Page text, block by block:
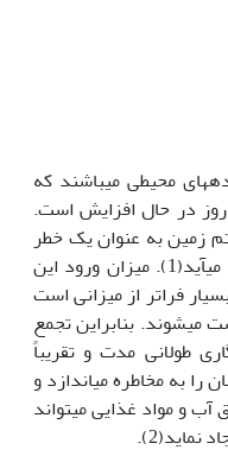
محیطی می‏باشند که
در حال افزایش است.
زمین به عنوان یک خطر
جدی برای حیات اکوسیستم به شمار می‏آید(1). میزان ورود این
فراتر از میزانی است
می‏شوند. بنابراین تجمع
طولانی مدت و تقریباً
را به مخاطره می‏اندازد و
آب و مواد غذایی می‏تواند